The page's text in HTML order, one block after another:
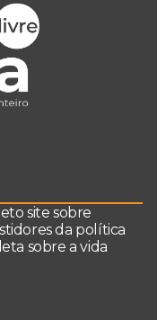
site sobre
da política
sobre a vida